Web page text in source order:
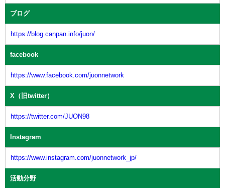
ブログ
https://blog.canpan.info/juon/
facebook
https://www.facebook.com/juonnetwork
X（旧twitter）
https://twitter.com/JUON98
Instagram
https://www.instagram.com/juonnetwork_jp/
活動分野